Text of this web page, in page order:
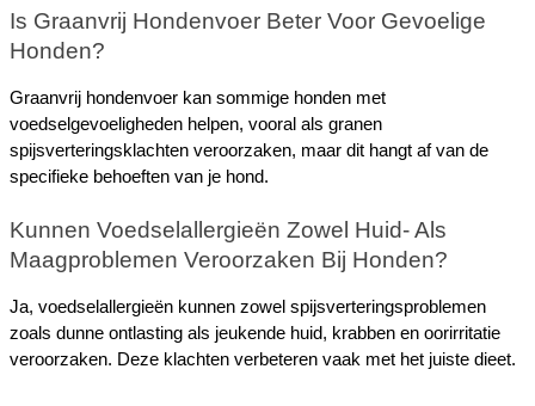
Is Graanvrij Hondenvoer Beter Voor Gevoelige
Honden?
Graanvrij hondenvoer kan sommige honden met
voedselgevoeligheden helpen, vooral als granen
spijsverteringsklachten veroorzaken, maar dit hangt af van de
specifieke behoeften van je hond.
Kunnen Voedselallergieën Zowel Huid- Als
Maagproblemen Veroorzaken Bij Honden?
Ja, voedselallergieën kunnen zowel spijsverteringsproblemen
zoals dunne ontlasting als jeukende huid, krabben en oorirritatie
veroorzaken. Deze klachten verbeteren vaak met het juiste dieet.